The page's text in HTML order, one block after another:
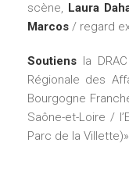
scène, Laura
Marcos / regard
Soutiens la
Régionale des
Bourgogne
Saône-et-Loire /
Parc de la